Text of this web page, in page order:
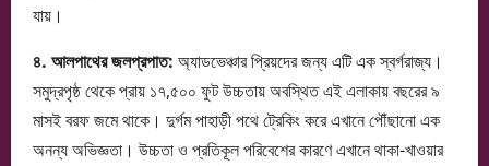
যায়।
৪. আলপাথের জলপ্রপাত: অ্যাডভেঞ্চার প্রিয়দের জন্য এটি এক স্বর্গরাজ্য।
সমুদ্রপৃষ্ঠ থেকে প্রায় ১৭,৫০০ ফুট উচ্চতায় অবস্থিত এই এলাকায় বছরের ৯
মাসই বরফ জমে থাকে। দুর্গম পাহাড়ী পথে ট্রেকিং করে এখানে পৌঁছানো এক
অনন্য অভিজ্ঞতা। উচ্চতা ও প্রতিকূল পরিবেশের কারণে এখানে থাকা-খাওয়ার